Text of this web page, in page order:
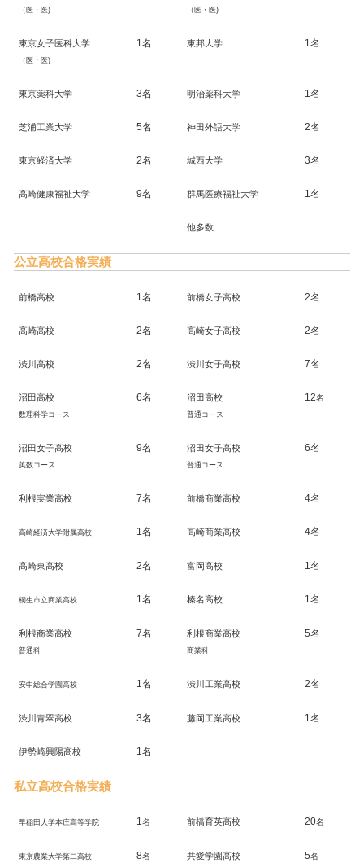
（医・医) （医・医)
東京女子医科大学
（医・医)
1名 東邦大学 1名
東京薬科大学 3名 明治薬科大学 1名
芝浦工業大学 5名 神田外語大学 2名
東京経済大学 2名 城西大学 3名
高崎健康福祉大学 9名 群馬医療福祉大学 1名
他多数
公立高校合格実績
前橋高校 1名 前橋女子高校 2名
高崎高校 2名 高崎女子高校 2名
渋川高校 2名 渋川女子高校 7名
沼田高校
数理科学コース
6名 沼田高校
普通コース
12名
沼田女子高校
英数コース
9名 沼田女子高校
普通コース
6名
利根実業高校 7名 前橋商業高校 4名
高崎経済大学附属高校 1名 高崎商業高校 4名
高崎東高校 2名 富岡高校 1名
桐生市立商業高校 1名 榛名高校 1名
利根商業高校
普通科
7名 利根商業高校
商業科
5名
安中総合学園高校 1名 渋川工業高校 2名
渋川青翠高校 3名 藤岡工業高校 1名
伊勢崎興陽高校 1名
私立高校合格実績
早稲田大学本庄高等学院 1名 前橋育英高校 20名
東京農業大学第二高校 8名 共愛学園高校 5名